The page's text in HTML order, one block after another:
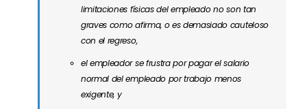
limitaciones físicas del empleado no son tan
graves como afirma, o es demasiado cauteloso
con el regreso,
el empleador se frustra por pagar el salario
normal del empleado por trabajo menos
exigente, y